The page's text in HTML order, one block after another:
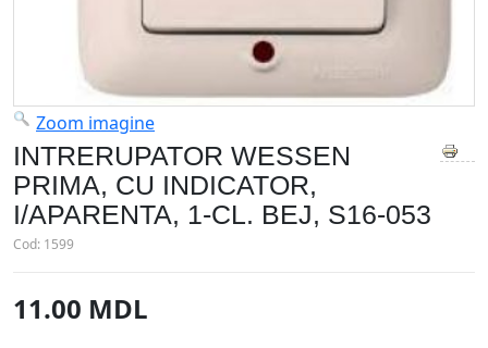
Zoom imagine
INTRERUPATOR WESSEN
PRIMA, CU INDICATOR,
I/APARENTA, 1-CL. BEJ, S16-053
Cod: 1599
11.00 MDL